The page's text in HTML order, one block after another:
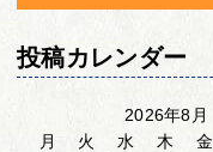
投稿カレンダー
2026年8月
月
火 水 木 金